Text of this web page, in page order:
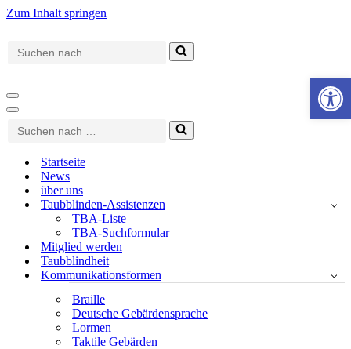
Zum Inhalt springen
Suchen
nach …
Navigationsmenü
Navigationsmenü
Suchen
nach …
Startseite
News
über uns
Taubblinden-Assistenzen
TBA-Liste
TBA-Suchformular
Mitglied werden
Taubblindheit
Kommunikationsformen
Braille
Deutsche Gebärdensprache
Lormen
Taktile Gebärden